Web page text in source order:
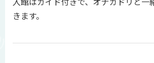
きます。